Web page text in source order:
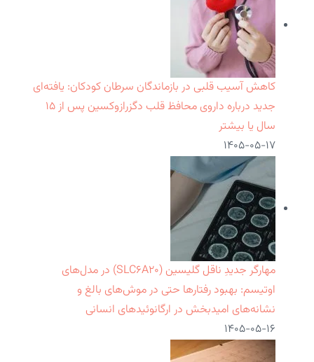
کاهش آسیب قلبی در بازماندگان سرطان کودکان: یافته‌ای
جدید درباره داروی محافظ قلب دگزرازوکسین پس از ۱۵
سال یا بیشتر
۱۴۰۵-۰۵-۱۷
مهارگر جدیدِ ناقل گلیسین (SLC۶A۲۰) در مدل‌های
اوتیسم: بهبود رفتارها حتی در موش‌های بالغ و
نشانه‌های امیدبخش در ارگانوئیدهای انسانی
۱۴۰۵-۰۵-۱۶